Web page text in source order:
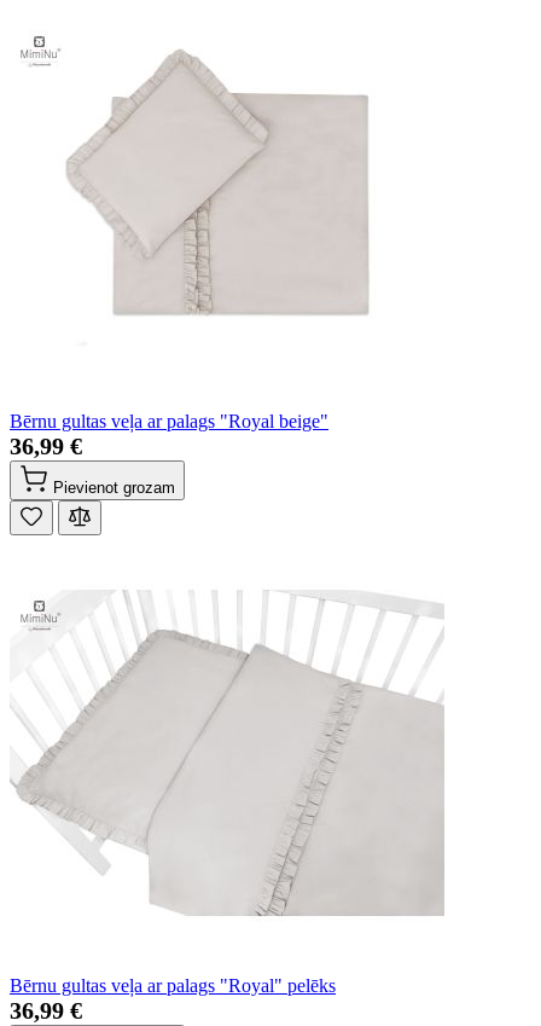
Bērnu gultas veļa ar palags "Royal beige"
36,99 €
Pievienot grozam
Bērnu gultas veļa ar palags "Royal" pelēks
36,99 €